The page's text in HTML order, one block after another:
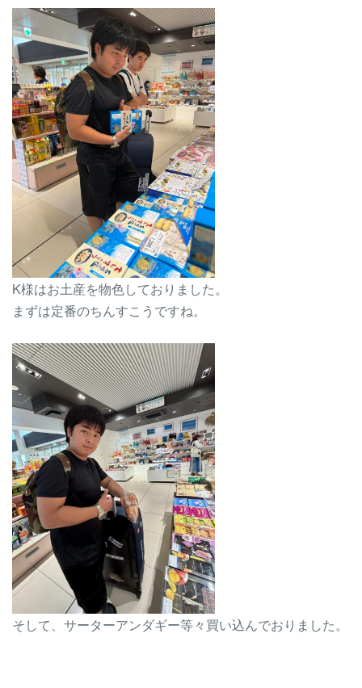
K様はお土産を物色しておりました。
まずは定番のちんすこうですね。
そして、サーターアンダギー等々買い込んでおりました。